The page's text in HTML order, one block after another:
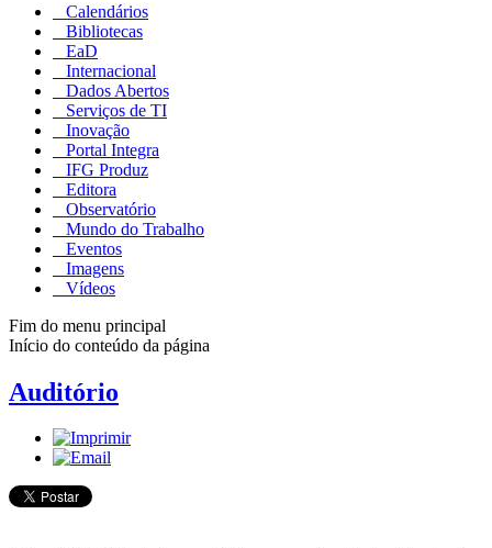
Calendários
Bibliotecas
EaD
Internacional
Dados Abertos
Serviços de TI
Inovação
Portal Integra
IFG Produz
Editora
Observatório
Mundo do Trabalho
Eventos
Imagens
Vídeos
Fim do menu principal
Início do conteúdo da página
Auditório